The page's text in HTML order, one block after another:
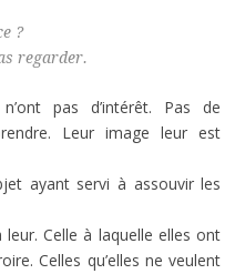
?
regarder.
pas d’intérêt. Pas de
Leur image leur est
ayant servi à assouvir les
Celle à laquelle elles ont
Celles qu’elles ne veulent